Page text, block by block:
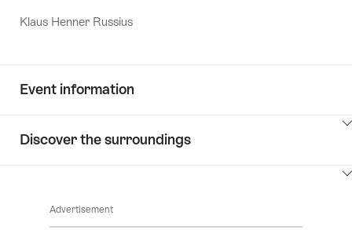
Klaus Henner Russius
Event information
ClickToViewContent
Discover the surroundings
Advertisement